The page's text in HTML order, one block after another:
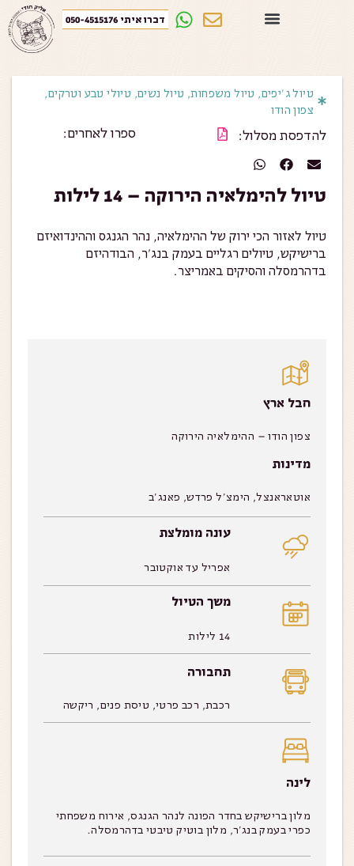
דברו איתי 050-4515176
טיול ג׳יפים, טיול משפחות, טיול נשים, טיולי טבע וטרקים,
צפון הודו
להדפסת מסלול: ספרו לאחרים:
טיול להימלאיה הירוקה – 14 לילות
טיול לאזור הכי ירוק של ההימלאיה, נהר הגנגס וההינדואיזם
ברישיקש, טיולים רגליים בעמק בנג'ר, הבודהיזם
בדהרמסלה והסיקים באמריצר.
חבל ארץ
צפון הודו – ההימלאיה הירוקה
מדינות
אוטאראנצל, הימצ’ל פרדש, פאנג’ב
עונה מומלצת
אפריל עד אוקטובר
משך הטיול
14 לילות
תחבורה
רכבת, רכב פרטי, טיסת פנים, ריקשה
לינה
מלון ברישיקש בחדר הפונה לנהר הגנגס, אירוח משפחתי
כפרי בעמק בנג׳ר, מלון בוטיק טיבטי בדהרמסלה.